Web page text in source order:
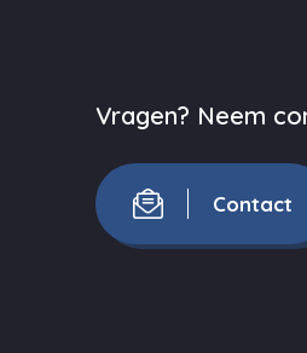
Vragen? Neem
Contact